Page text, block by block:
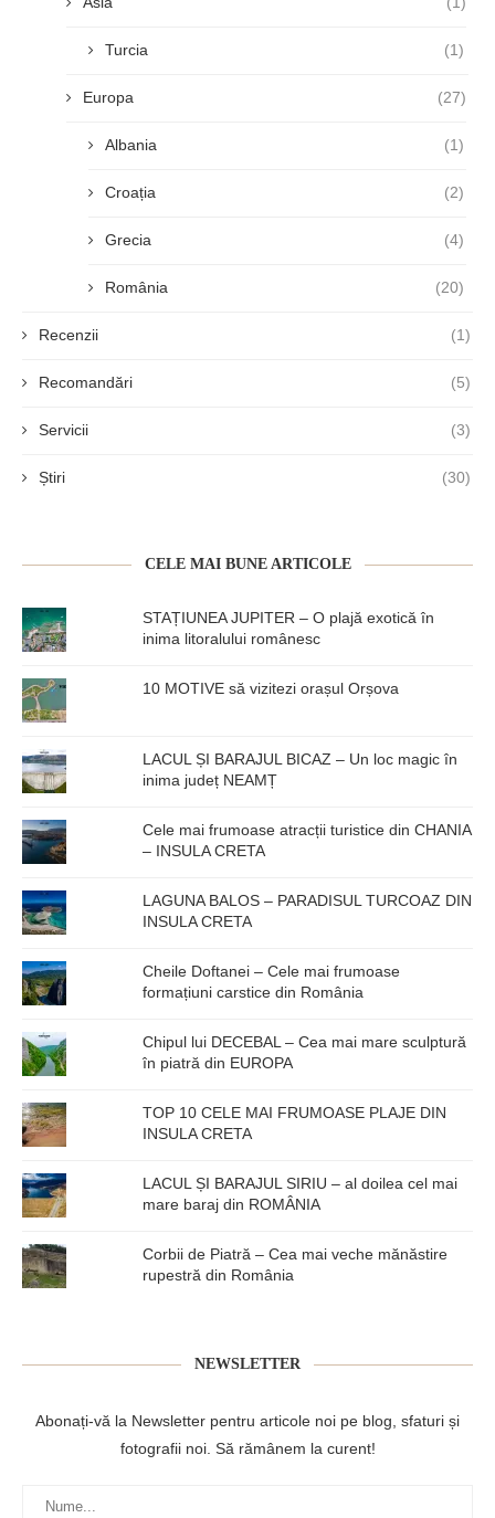
Turcia (1)
Europa (27)
Albania (1)
Croația (2)
Grecia (4)
România (20)
Recenzii (1)
Recomandări (5)
Servicii (3)
Știri (30)
CELE MAI BUNE ARTICOLE
STAȚIUNEA JUPITER – O plajă exotică în
inima litoralului românesc
10 MOTIVE să vizitezi orașul Orșova
LACUL ȘI BARAJUL BICAZ – Un loc magic în
inima județ NEAMȚ
Cele mai frumoase atracții turistice din CHANIA
– INSULA CRETA
LAGUNA BALOS – PARADISUL TURCOAZ DIN
INSULA CRETA
Cheile Doftanei – Cele mai frumoase
formațiuni carstice din România
Chipul lui DECEBAL – Cea mai mare sculptură
în piatră din EUROPA
TOP 10 CELE MAI FRUMOASE PLAJE DIN
INSULA CRETA
LACUL ȘI BARAJUL SIRIU – al doilea cel mai
mare baraj din ROMÂNIA
Corbii de Piatră – Cea mai veche mănăstire
rupestră din România
NEWSLETTER
Abonați-vă la Newsletter pentru articole noi pe blog, sfaturi și
fotografii noi. Să rămânem la curent!